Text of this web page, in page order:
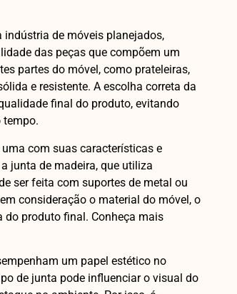
de móveis planejados,
das peças que compõem um
partes do móvel, como prateleiras,
e resistente. A escolha correta da
final do produto, evitando
tempo.
com suas características e
junta de madeira, que utiliza
ser feita com suportes de metal ou
consideração o material do móvel, o
do produto final. Conheça mais
um papel estético no
de junta pode influenciar o visual do